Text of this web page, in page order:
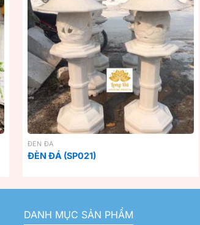
ĐÈN ĐÁ
ĐÈN ĐÁ (SP021)
DANH MỤC SẢN PHẨM